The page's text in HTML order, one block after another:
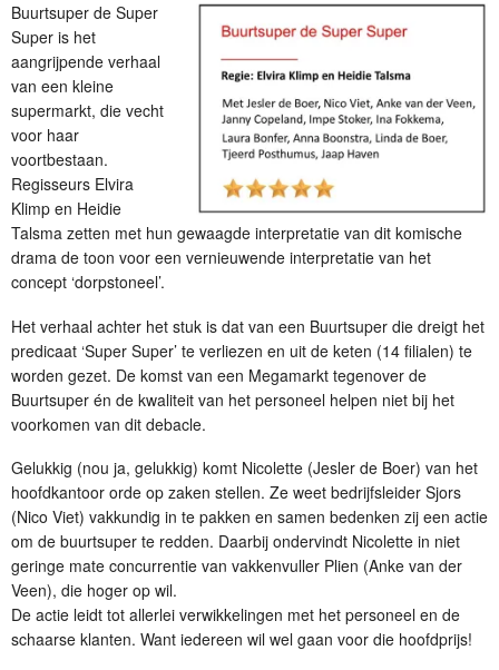
Buurtsuper de Super
Super is het
aangrijpende verhaal
van een kleine
supermarkt, die vecht
voor haar
voortbestaan.
Regisseurs Elvira
Klimp en Heidie
Talsma zetten met hun gewaagde interpretatie van dit komische
drama de toon voor een vernieuwende interpretatie van het
concept ‘dorpstoneel’.
Het verhaal achter het stuk is dat van een Buurtsuper die dreigt het
predicaat ‘Super Super’ te verliezen en uit de keten (14 filialen) te
worden gezet. De komst van een Megamarkt tegenover de
Buurtsuper én de kwaliteit van het personeel helpen niet bij het
voorkomen van dit debacle.
Gelukkig (nou ja, gelukkig) komt Nicolette (Jesler de Boer) van het
hoofdkantoor orde op zaken stellen. Ze weet bedrijfsleider Sjors
(Nico Viet) vakkundig in te pakken en samen bedenken zij een actie
om de buurtsuper te redden. Daarbij ondervindt Nicolette in niet
geringe mate concurrentie van vakkenvuller Plien (Anke van der
Veen), die hoger op wil.
De actie leidt tot allerlei verwikkelingen met het personeel en de
schaarse klanten. Want iedereen wil wel gaan voor die hoofdprijs!